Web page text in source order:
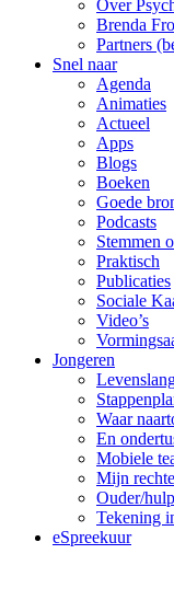
Over
Brenda
Partners
Snel naar
Agenda
Animaties
Actueel
Apps
Blogs
Boeken
Goede
Podcasts
Stemmen
Praktisch
Publicaties
Sociale
Video’s
Jongeren
Waar
En
Mobiele
Mijn
Ouder/
Tekening
eSpreekuur